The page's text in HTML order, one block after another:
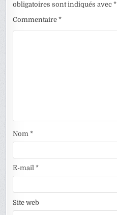
obligatoires sont indiqués avec*
Commentaire*
Nom*
E-mail*
Site web